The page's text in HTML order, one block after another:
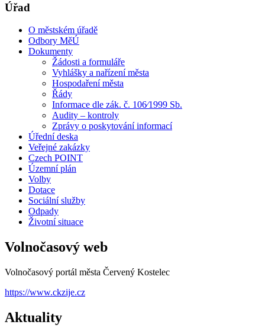
Úřad
O městském úřadě
Odbory MěÚ
Dokumenty
Žádosti a formuláře
Vyhlášky a nařízení města
Hospodaření města
Řády
Informace dle zák. č. 106⁄1999 Sb.
Audity – kontroly
Zprávy o poskytování informací
Úřední deska
Veřejné zakázky
Czech POINT
Územní plán
Volby
Dotace
Sociální služby
Odpady
Životní situace
Volnočasový web
Volnočasový portál města Červený Kostelec
https://www.ckzije.cz
Aktuality